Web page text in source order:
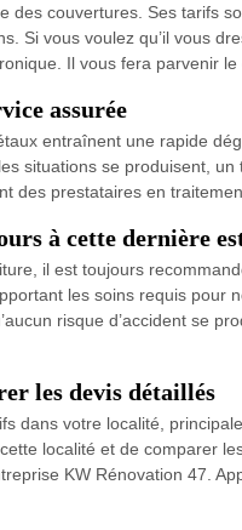
couvertures. Ses tarifs
Si vous voulez qu’il vous
Il vous fera parvenir
assurée
entraînent une rapide
situations se produisent,
prestataires en
à cette dernière
il est toujours
les soins requis pour
risque d’accident se
les devis détaillés
dans votre localité,
localité et de comparer
KW Rénovation 47.